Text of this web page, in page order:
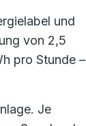
und
von 2,5
pro Stunde –
Je